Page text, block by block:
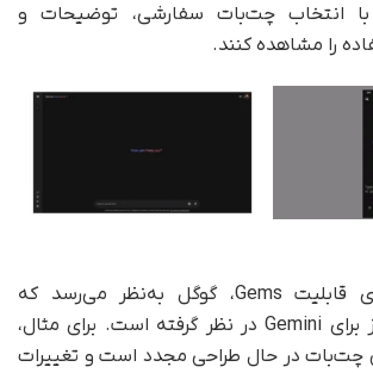
انتخاب چت‌بات سفارشی، توضیحات و
را مشاهده کنند.
هم‌زمان با عرضه‌ی قابلیت Gems، گوگل به‌نظر می‌رسد که
تغییرات دیگری نیز برای Gemini در نظر گرفته است. برای مثال،
در حال طراحی مجدد است و تغییرات